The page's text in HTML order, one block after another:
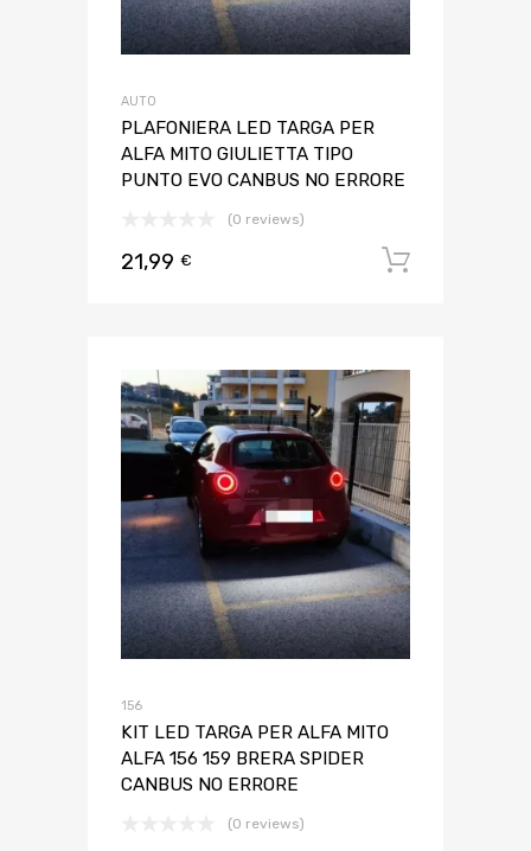
AUTO
PLAFONIERA LED TARGA PER
ALFA MITO GIULIETTA TIPO
PUNTO EVO CANBUS NO ERRORE
(0 reviews)
21,99 €
156
KIT LED TARGA PER ALFA MITO
ALFA 156 159 BRERA SPIDER
CANBUS NO ERRORE
(0 reviews)